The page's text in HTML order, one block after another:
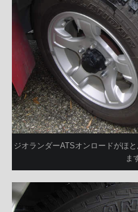
ジオランダーATSオンロードがほ
ま